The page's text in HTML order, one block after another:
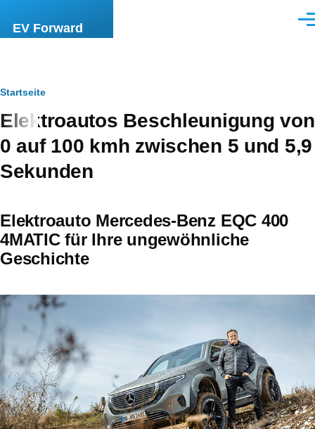
EV Forward
Pfadnavigation
Startseite
Elektroautos Beschleunigung von
0 auf 100 kmh zwischen 5 und 5,9
Sekunden
Elektroauto Mercedes-Benz EQC 400
4MATIC für Ihre ungewöhnliche
Geschichte